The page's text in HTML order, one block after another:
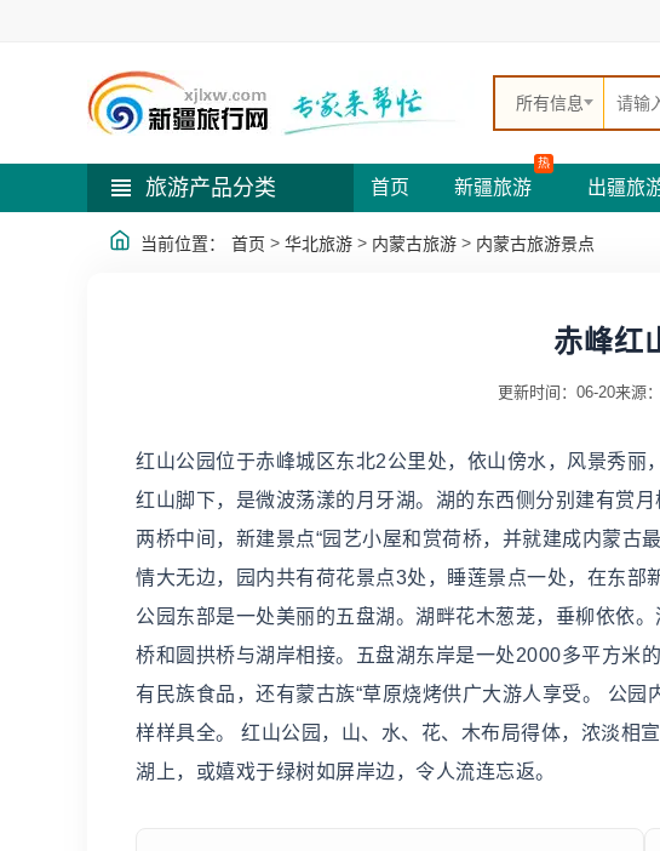
所有信息
旅游产品分类 首页 新疆旅游
热
出疆旅
当前位置： 首页 > 华北旅游 > 内蒙古旅游 > 内蒙古旅游景点
赤峰红
更新时间：06-20来源：
红山公园位于赤峰城区东北2公里处，依山傍水，风景秀
红山脚下，是微波荡漾的月牙湖。湖的东西侧分别建有赏
两桥中间，新建景点“园艺小屋和赏荷桥，并就建成内蒙古
情大无边，园内共有荷花景点3处，睡莲景点一处，在东部
公园东部是一处美丽的五盘湖。湖畔花木葱茏，垂柳依依
桥和圆拱桥与湖岸相接。五盘湖东岸是一处2000多平方米
有民族食品，还有蒙古族“草原烧烤供广大游人享受。 公
样样具全。 红山公园，山、水、花、木布局得体，浓淡相
湖上，或嬉戏于绿树如屏岸边，令人流连忘返。